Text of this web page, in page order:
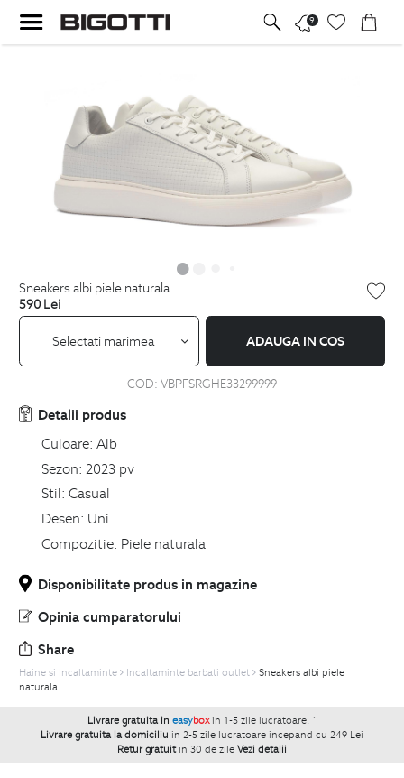
9
sneakers albi piele naturala
590 Lei
Selectati marimea ADAUGA IN COS
COD: VBPFSRGHE33299999
Detalii produs
Culoare: Alb
Sezon: 2023 pv
Stil: Casual
Desen: Uni
Compozitie: Piele naturala
Disponibilitate produs in magazine
Opinia cumparatorului
Share
Haine si Incaltaminte Incaltaminte barbati outlet
Sneakers albi piele
naturala
Livrare gratuita in easybox in 1-5 zile lucratoare. `
Livrare gratuita la domiciliu in 2-5 zile lucratoare incepand cu 249 Lei
Retur gratuit in 30 de zile Vezi detalii